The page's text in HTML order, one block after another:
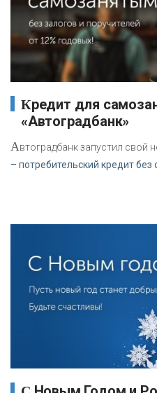
Кредит для самозанятых -
«Автоградбанк»
Автоградбанк запустил свой
– потребительский кредит без